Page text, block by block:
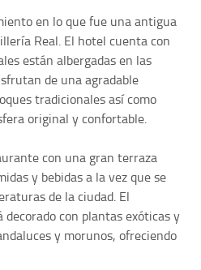
en lo que fue una antigua
Real. El hotel cuenta con
están albergadas en las
de una agradable
tradicionales así como
original y confortable.
con una gran terraza
y bebidas a la vez que se
de la ciudad. El
con plantas exóticas y
y morunos, ofreciendo